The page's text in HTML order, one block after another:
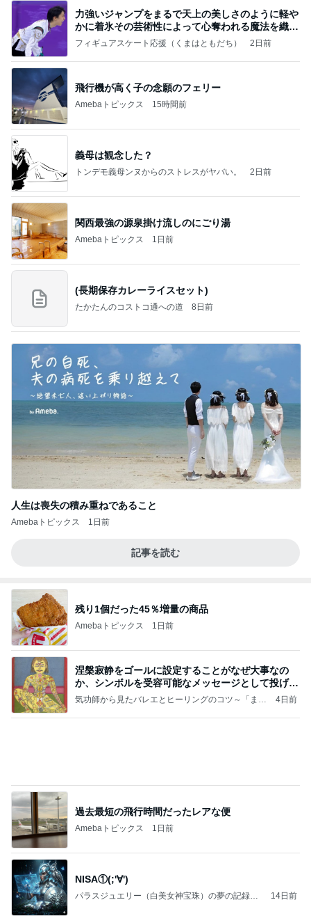
力強いジャンプをまるで天上の美しさのように軽や
かに着氷その芸術性によって心奪われる魔法を織り
なす
フィギュアスケート応援（くまはともだち） 2日前
飛行機が高く子の念願のフェリー
Amebaトピックス 15時間前
義母は観念した？
トンデモ義母ンヌからのストレスがヤバい。 2日前
関西最強の源泉掛け流しのにごり湯
Amebaトピックス 1日前
(長期保存カレーライスセット)
たかたんのコストコ通への道 8日前
人生は喪失の積み重ねであること
Amebaトピックス 1日前
記事を読む
残り1個だった45％増量の商品
Amebaトピックス 1日前
涅槃寂静をゴールに設定することがなぜ大事なの
か、シンボルを受容可能なメッセージとして投げる
ことが
気功師から見たバレエとヒーリングのコツ～「まと
4日前
過去最短の飛行時間だったレアな便
Amebaトピックス 1日前
NISA①(;'∀')
パラスジュエリー（白美女神宝珠）の夢の記録
14日前